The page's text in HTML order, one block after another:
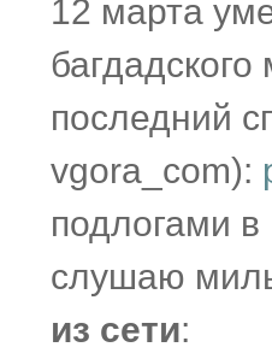
12 марта
последний
vgora_com):
подлогами
слушаю
из сети: